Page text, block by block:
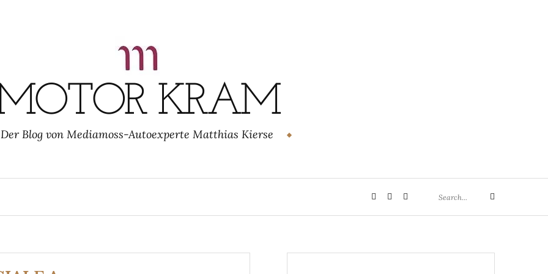
KRAM
Der Blog von Mediamoss-Autoexperte Matthias Kierse
Privatsphäre-
ändern
Historie
Privatsphäre-
Einwilligungen
for:
Search